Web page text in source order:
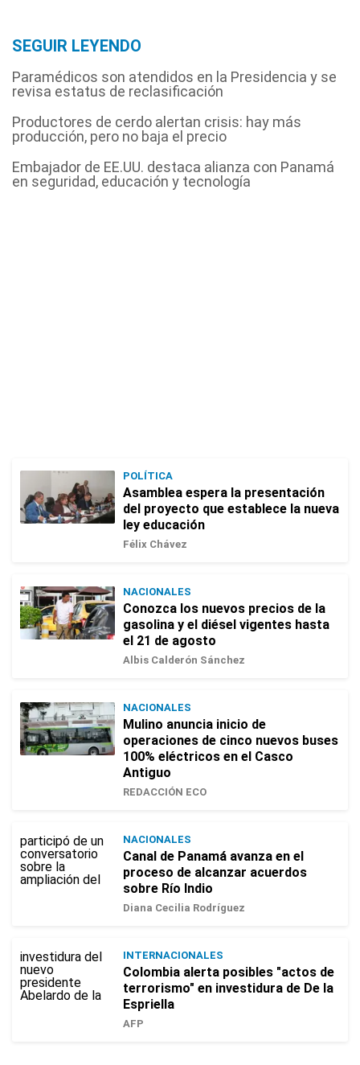
SEGUIR LEYENDO
Paramédicos son atendidos en la Presidencia y se
revisa estatus de reclasificación
Productores de cerdo alertan crisis: hay más
producción, pero no baja el precio
Embajador de EE.UU. destaca alianza con Panamá
en seguridad, educación y tecnología
POLÍTICA
Asamblea espera la presentación
del proyecto que establece la nueva
ley educación
Félix Chávez
NACIONALES
Conozca los nuevos precios de la
gasolina y el diésel vigentes hasta
el 21 de agosto
Albis Calderón Sánchez
NACIONALES
Mulino anuncia inicio de
operaciones de cinco nuevos buses
100% eléctricos en el Casco
Antiguo
REDACCIÓN ECO
NACIONALES
Canal de Panamá avanza en el
proceso de alcanzar acuerdos
sobre Río Indio
Diana Cecilia Rodríguez
INTERNACIONALES
Colombia alerta posibles "actos de
terrorismo" en investidura de De la
Espriella
AFP